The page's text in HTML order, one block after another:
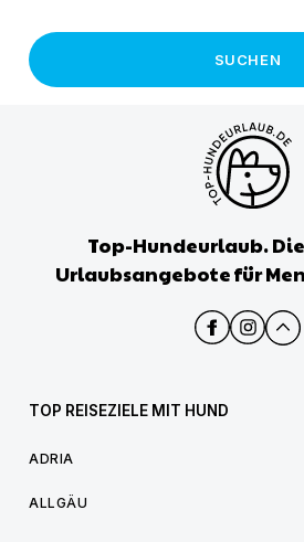
SUCHEN
Top-Hundeurlaub.
Urlaubsangebote für
TOP REISEZIELE MIT HUND
ADRIA
ALLGÄU